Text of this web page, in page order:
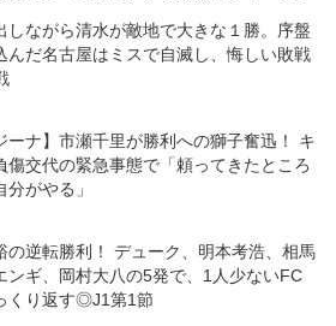
グク
グ第11節
しながら清水が敵地で大きな１勝。序盤
んだ名古屋はミスで自滅し、悔しい敗戦
ーナ】市瀬千里が勝利への獅子奮迅！ キ
傷交代の緊急事態で「頼ってきたところ
がやる」
の逆転勝利！ デューク、明本考浩、相馬
ンギ、岡村大八の5発で、1人少ないFC
くり返す◎J1第1節